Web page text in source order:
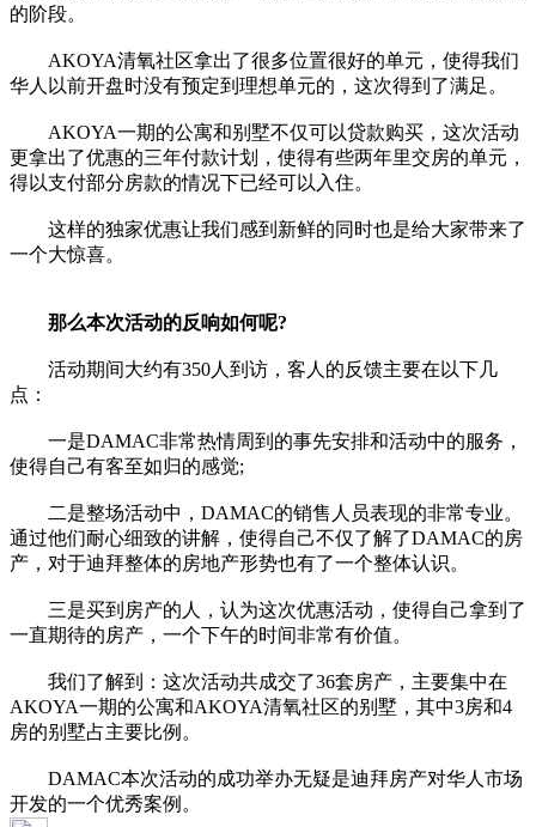
的阶段。
AKOYA清氧社区拿出了很多位置很好的单元，使得我们
华人以前开盘时没有预定到理想单元的，这次得到了满足。
AKOYA一期的公寓和别墅不仅可以贷款购买，这次活动
更拿出了优惠的三年付款计划，使得有些两年里交房的单元，
得以支付部分房款的情况下已经可以入住。
这样的独家优惠让我们感到新鲜的同时也是给大家带来了
一个大惊喜。
那么本次活动的反响如何呢?
活动期间大约有350人到访，客人的反馈主要在以下几
点：
一是DAMAC非常热情周到的事先安排和活动中的服务，
使得自己有客至如归的感觉;
二是整场活动中，DAMAC的销售人员表现的非常专业。
通过他们耐心细致的讲解，使得自己不仅了解了DAMAC的房
产，对于迪拜整体的房地产形势也有了一个整体认识。
三是买到房产的人，认为这次优惠活动，使得自己拿到了
一直期待的房产，一个下午的时间非常有价值。
我们了解到：这次活动共成交了36套房产，主要集中在
AKOYA一期的公寓和AKOYA清氧社区的别墅，其中3房和4
房的别墅占主要比例。
DAMAC本次活动的成功举办无疑是迪拜房产对华人市场
开发的一个优秀案例。